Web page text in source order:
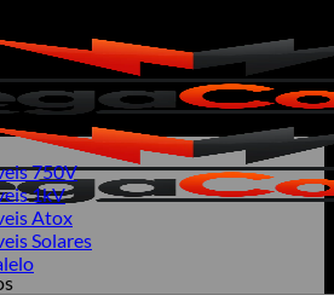
750V
1kV
Atox
Solares